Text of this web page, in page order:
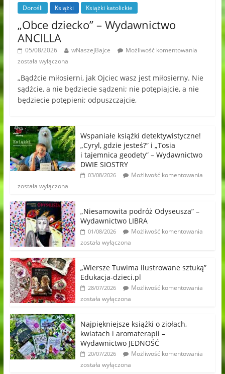
Dorośli Książki Książki katolickie
„Obce dziecko” – Wydawnictwo
ANCILLA
05/08/2026 wNaszejBajce
Możliwość komentowania
została wyłączona
„Bądźcie miłosierni, jak Ojciec wasz jest miłosierny. Nie
sądźcie, a nie będziecie sądzeni; nie potępiajcie, a nie
będziecie potępieni; odpuszczajcie,
Wspaniałe książki detektywistyczne!
„Cyryl, gdzie jesteś?” i „Tosia
i tajemnica geodety” – Wydawnictwo
DWIE SIOSTRY
03/08/2026
Możliwość komentowania
została wyłączona
„Niesamowita podróż Odyseusza” –
Wydawnictwo LIBRA
01/08/2026
Możliwość komentowania
została wyłączona
„Wiersze Tuwima ilustrowane sztuką”
Edukacja-dzieci.pl
28/07/2026
Możliwość komentowania
została wyłączona
Najpiękniejsze książki o ziołach,
kwiatach i aromaterapii –
Wydawnictwo JEDNOŚĆ
20/07/2026
Możliwość komentowania
została wyłączona